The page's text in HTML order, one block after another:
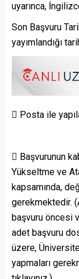
uyarınca,
Son Başvuru
yayımlandığı
 Posta ile
 Başvurunun
Yükseltme ve
kapsamında,
gerekmektedir.
başvuru öncesi
adet başvuru
üzere,
yapmaları